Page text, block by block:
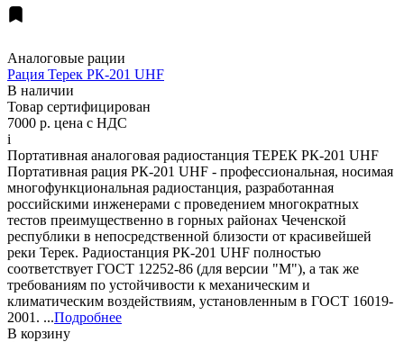
Аналоговые рации
Рация Терек РК-201 UHF
В наличии
Товар сертифицирован
7000 р. цена с НДС
i
Портативная аналоговая радиостанция ТЕРЕК РК-201 UHF
Портативная рация РК-201 UHF - профессиональная, носимая
многофункциональная радиостанция, разработанная
российскими инженерами с проведением многократных
тестов преимущественно в горных районах Чеченской
республики в непосредственной близости от красивейшей
реки Терек. Радиостанция РК-201 UHF полностью
соответствует ГОСТ 12252-86 (для версии "М"), а так же
требованиям по устойчивости к механическим и
климатическим воздействиям, установленным в ГОСТ 16019-
2001. ...Подробнее
В корзину